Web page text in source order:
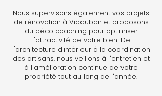
Nous supervisons également vos projets
de rénovation à Vidauban et proposons
du déco coaching pour optimiser
l'attractivité de votre bien. De
l'architecture d'intérieur à la coordination
des artisans, nous veillons à l'entretien et
à l'amélioration continue de votre
propriété tout au long de l'année.